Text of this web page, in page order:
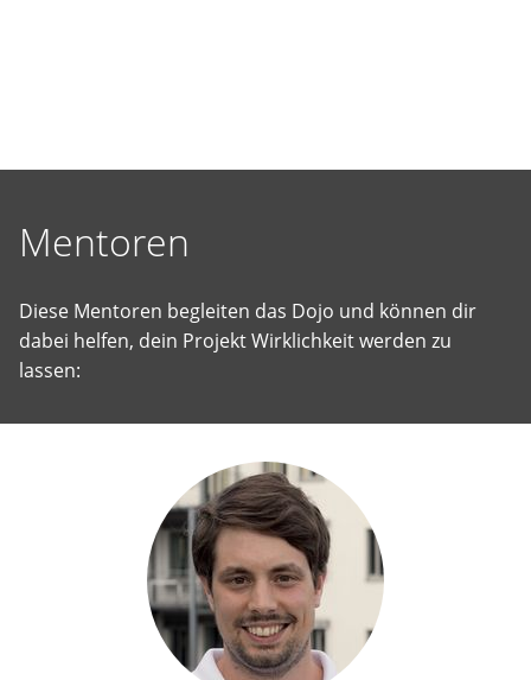
zu
Mentoren
Diese Mentoren begleiten das Dojo und können dir
dabei helfen, dein Projekt Wirklichkeit werden zu
lassen: